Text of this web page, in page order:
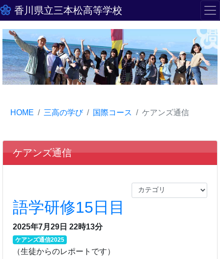
香川県立三本松高等学校
HOME 三高の学び 国際コース ケアンズ通信
ケアンズ通信
語学研修15日目
2025年7月29日 22時13分
ケアンズ通信2025
（生徒からのレポートです）